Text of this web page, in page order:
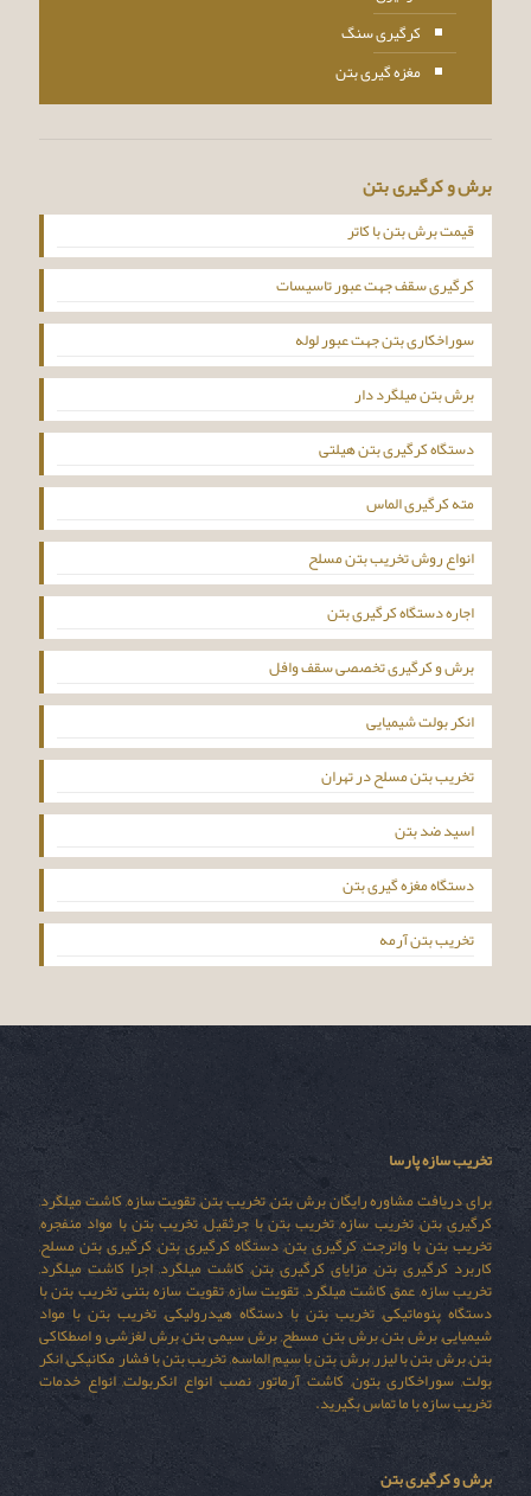
کرگیری سنگ
مغزه گیری بتن
برش و کرگیری بتن
قیمت برش بتن با کاتر
کرگیری سقف جهت عبور تاسیسات
سوراخکاری بتن جهت عبور لوله
برش بتن میلگرد دار
دستگاه کرگیری بتن هیلتی
مته کرگیری الماس
انواع روش تخریب بتن مسلح
اجاره دستگاه کرگیری بتن
برش و کرگیری تخصصی سقف وافل
انکر بولت شیمیایی
تخریب بتن مسلح در تهران
اسید ضد بتن
دستگاه مغزه گیری بتن
تخریب بتن آرمه
تخریب سازه پارسا
برای دریافت مشاوره رایگان برش بتن, تخریب بتن, تقویت سازه, کاشت میلگرد,
کرگیری بتن, تخریب سازه, تخریب بتن با جرثقیل, تخریب بتن با مواد منفجره,
تخریب بتن با واترجت, کرگیری بتن, دستگاه کرگیری بتن, کرگیری بتن مسلح,
کاربرد کرگیری بتن, مزایای کرگیری بتن, کاشت میلگرد, اجرا کاشت میلگرد,
تخریب سازه, عمق کاشت میلگرد, تقویت سازه, تقویت سازه بتنی, تخریب بتن با
دستگاه پنوماتیکی, تخریب بتن با دستگاه هیدرولیکی, تخریب بتن با مواد
شیمیایی, برش بتن, برش بتن مسطح, برش سیمی بتن, برش لغزشی و اصطکاکی
بتن, برش بتن با لیزر, برش بتن با سیم الماسه, تخریب بتن با فشار مکانیکی, انکر
بولت, سوراخکاری بتون, کاشت آرماتور, نصب انواع انکربولت, انواع خدمات
تخریب سازه با ما تماس بگیرید.
برش و کرگیری بتن